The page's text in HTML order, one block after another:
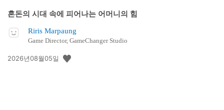
혼돈의 시대 속에 피어나는 어머니의 힘
Riris Marpaung
Game Director, GameChanger Studio
공
2026년08월05일